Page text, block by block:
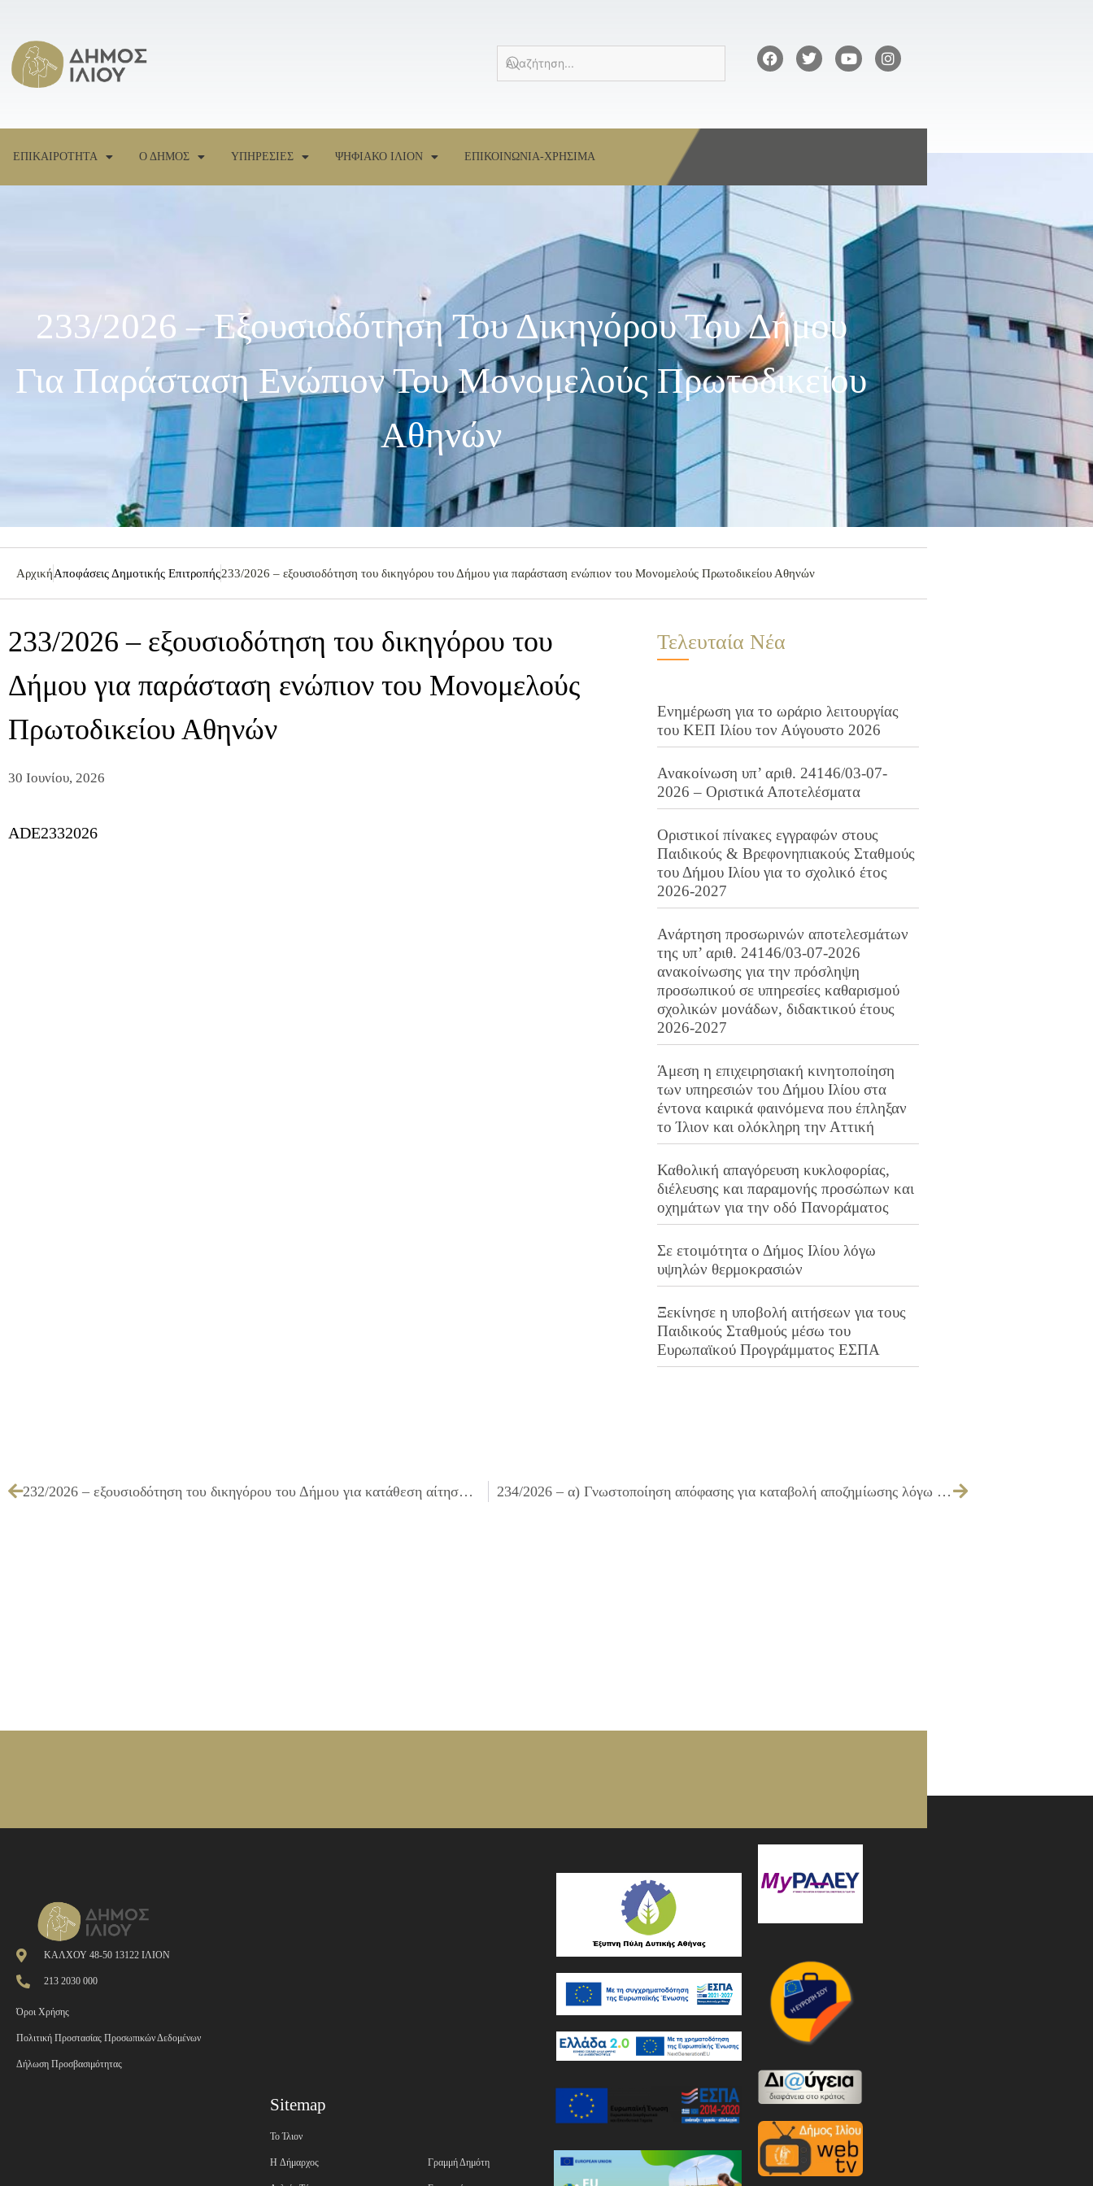
ΕΠΙΚΑΙΡΟΤΗΤΑ Ο ΔΗΜΟΣ ΥΠΗΡΕΣΙΕΣ ΨΗΦΙΑΚΟ ΙΛΙΟΝ ΕΠΙΚΟΙΝΩΝΙΑ-ΧΡΗΣΙΜΑ
233/2026 – Εξουσιοδότηση Του Δικηγόρου Του Δήμου
Για Παράσταση Ενώπιον Του Μονομελούς Πρωτοδικείου
Αθηνών
ΑρχικήΑποφάσεις Δημοτικής Επιτροπής233/2026 – εξουσιοδότηση του δικηγόρου του Δήμου για παράσταση ενώπιον του Μονομελούς Πρωτοδικείου Αθηνών
233/2026 – εξουσιοδότηση του δικηγόρου του
Δήμου για παράσταση ενώπιον του Μονομελούς
Πρωτοδικείου Αθηνών
30 Ιουνίου, 2026
ADE2332026
Τελευταία Νέα
Ενημέρωση για το ωράριο λειτουργίας
του ΚΕΠ Ιλίου τον Αύγουστο 2026
Ανακοίνωση υπ’ αριθ. 24146/03-07-
2026 – Οριστικά Αποτελέσματα
Οριστικοί πίνακες εγγραφών στους
Παιδικούς & Βρεφονηπιακούς Σταθμούς
του Δήμου Ιλίου για το σχολικό έτος
2026-2027
Ανάρτηση προσωρινών αποτελεσμάτων
της υπ’ αριθ. 24146/03-07-2026
ανακοίνωσης για την πρόσληψη
προσωπικού σε υπηρεσίες καθαρισμού
σχολικών μονάδων, διδακτικού έτους
2026-2027
Άμεση η επιχειρησιακή κινητοποίηση
των υπηρεσιών του Δήμου Ιλίου στα
έντονα καιρικά φαινόμενα που έπληξαν
το Ίλιον και ολόκληρη την Αττική
Καθολική απαγόρευση κυκλοφορίας,
διέλευσης και παραμονής προσώπων και
οχημάτων για την οδό Πανοράματος
Σε ετοιμότητα ο Δήμος Ιλίου λόγω
υψηλών θερμοκρασιών
Ξεκίνησε η υποβολή αιτήσεων για τους
Παιδικούς Σταθμούς μέσω του
Ευρωπαϊκού Προγράμματος ΕΣΠΑ
232/2026 – εξουσιοδότηση του δικηγόρου του Δήμου για κατάθεση αίτησης για διόρθωση εγγραφής στο κτηματολογικό φύλλο 234/2026 – α) Γνωστοποίηση απόφασης για καταβολή αποζημίωσης λόγω απαλλοτρίωσης, β) εξουσιοδότηση για άσκηση αίτησης για οριστική τιμή μονάδας αποζημίωσης
ΚΑΛΧΟΥ 48-50 13122 ΙΛΙΟΝ
213 2030 000
Όροι Χρήσης
Πολιτική Προστασίας Προσωπικών Δεδομένων
Δήλωση Προσβασιμότητας
Sitemap
Το Ίλιον
H Δήμαρχος Γραμμή Δημότη